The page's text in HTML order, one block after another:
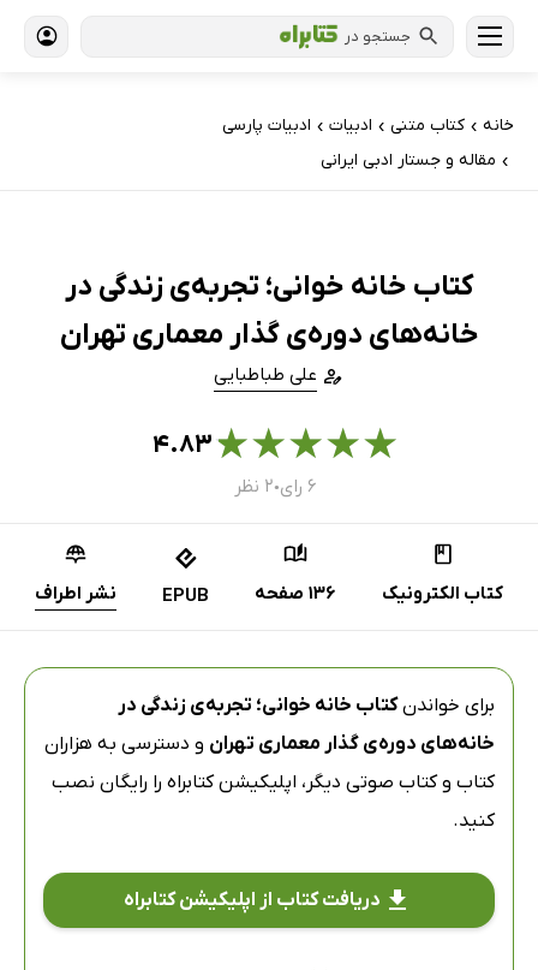
جستجو در
خانه › کتاب‌ متنی › ادبیات › ادبیات پارسی
› مقاله و جستار ادبی ایرانی
کتاب خانه خوانی؛ تجربه‌ی زندگی در
خانه‌های دوره‌ی گذار معماری تهران
علی طباطبایی
★
★
★
★
★۴.۸۳
۶ رای ● ۲ نظر
کتاب الکترونیک 136 صفحه EPUB نشر اطراف
برای خواندنکتاب خانه خوانی؛ تجربه‌ی زندگی در
خانه‌های دوره‌ی گذار معماری تهران و دسترسی به هزاران
کتاب و کتاب صوتی دیگر، اپلیکیشن کتابراه را رایگان نصب
کنید.
دریافت کتاب از اپلیکیشن کتابراه